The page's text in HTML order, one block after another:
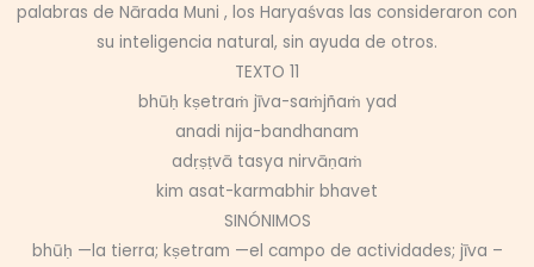
palabras de Nārada Muni , los Haryaśvas las consideraron con
su inteligencia natural, sin ayuda de otros.
TEXTO 11
bhūḥ kṣetraṁ jīva-saṁjñaṁ yad
anadi nija-bandhanam
adṛṣṭvā tasya nirvāṇaṁ
kim asat-karmabhir bhavet
SINÓNIMOS
bhūḥ —la tierra; kṣetram —el campo de actividades; jīva –